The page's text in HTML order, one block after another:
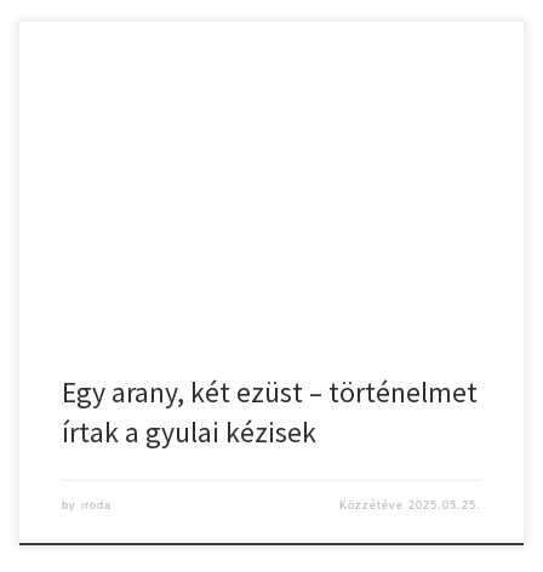
Egy arany, két ezüst – történelmet
írtak a gyulai kézisek
by iroda Közzétéve 2025.05.25.